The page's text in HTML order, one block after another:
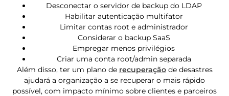
Desconectar o servidor de backup do LDAP
Habilitar autenticação multifator
Limitar contas root e administrador
Considerar o backup SaaS
Empregar menos privilégios
Criar uma conta root/admin separada
Além disso, ter um plano de recuperaçãode desastres
ajudará a organização a se recuperar o mais rápido
possível, com impacto mínimo sobre clientes e parceiros